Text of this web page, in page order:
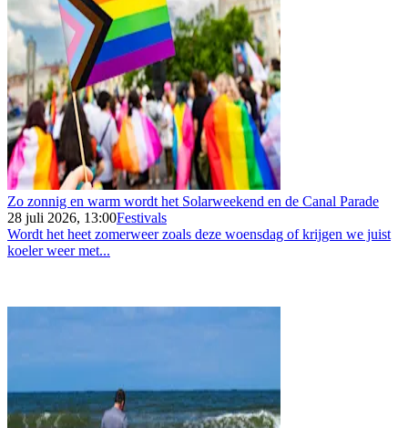
Zo zonnig en warm wordt het Solarweekend en de Canal Parade
28 juli 2026, 13:00Festivals
Wordt het heet zomerweer zoals deze woensdag of krijgen we juist
koeler weer met...